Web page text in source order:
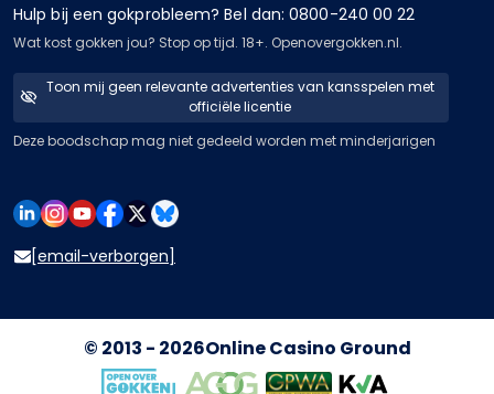
Hulp bij een gokprobleem? Bel dan: 0800-240 00 22
Wat kost gokken jou? Stop op tijd. 18+. Openovergokken.nl.
Toon mij geen relevante advertenties van kansspelen met
officiële licentie
Deze boodschap mag niet gedeeld worden met minderjarigen
[email-verborgen]
© 2013 - 2026Online Casino Ground